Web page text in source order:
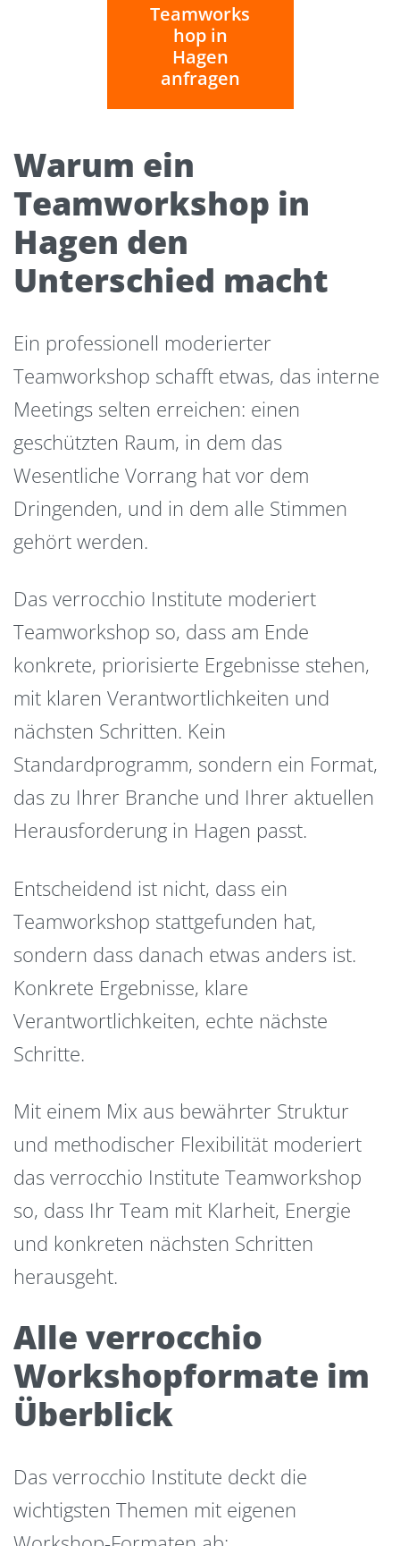
Teamworks
hop in
Hagen
anfragen
Warum ein
Teamworkshop in
Hagen den
Unterschied macht
Ein professionell moderierter
Teamworkshop schafft etwas, das interne
Meetings selten erreichen: einen
geschützten Raum, in dem das
Wesentliche Vorrang hat vor dem
Dringenden, und in dem alle Stimmen
gehört werden.
Das verrocchio Institute moderiert
Teamworkshop so, dass am Ende
konkrete, priorisierte Ergebnisse stehen,
mit klaren Verantwortlichkeiten und
nächsten Schritten. Kein
Standardprogramm, sondern ein Format,
das zu Ihrer Branche und Ihrer aktuellen
Herausforderung in Hagen passt.
Entscheidend ist nicht, dass ein
Teamworkshop stattgefunden hat,
sondern dass danach etwas anders ist.
Konkrete Ergebnisse, klare
Verantwortlichkeiten, echte nächste
Schritte.
Mit einem Mix aus bewährter Struktur
und methodischer Flexibilität moderiert
das verrocchio Institute Teamworkshop
so, dass Ihr Team mit Klarheit, Energie
und konkreten nächsten Schritten
herausgeht.
Alle verrocchio
Workshopformate im
Überblick
Das verrocchio Institute deckt die
wichtigsten Themen mit eigenen